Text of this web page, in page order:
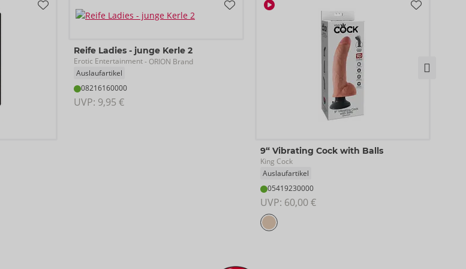
Reife Ladies - junge Kerle 2
Erotic Entertainment- ORION Brand
Auslaufartikel
08216160000
UVP: 9,95 €
9“ Vibrating Cock with Balls
King Cock
Auslaufartikel
05419230000
UVP: 60,00 €